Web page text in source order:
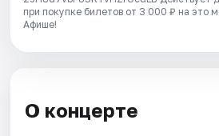
при покупке билетов от 3 000 ₽ на это
Афише!
О концерте